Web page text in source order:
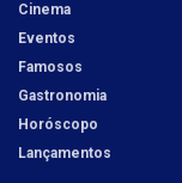
Cinema
Eventos
Famosos
Gastronomia
Horóscopo
Lançamentos